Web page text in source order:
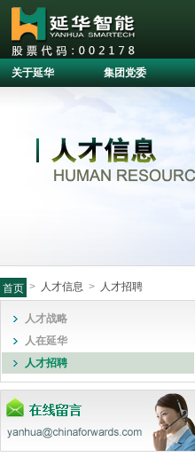
关于延华 集团党委
首页 > 人才信息 > 人才招聘
人才战略
人在延华
人才招聘